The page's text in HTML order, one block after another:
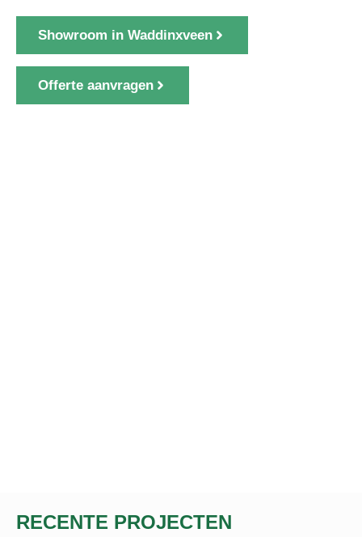
Showroom in Waddinxveen
Offerte aanvragen
RECENTE PROJECTEN